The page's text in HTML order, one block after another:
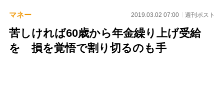
マネー 2019.03.02 07:00 週刊ポスト
苦しければ60歳から年金繰り上げ受給
を 損を覚悟で割り切るのも手